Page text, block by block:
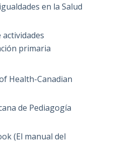
en la Salud
actividades
primaria
Health-Canadian
de Pediagogía
(El manual del